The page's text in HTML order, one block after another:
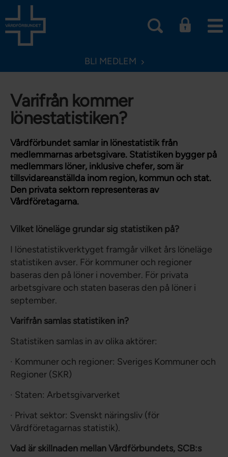
BLI MEDLEM
Varifrån kommer
lönestatistiken?
Vårdförbundet samlar in lönestatistik från
medlemmarnas arbetsgivare. Statistiken bygger på
medlemmars löner, inklusive chefer, som är
tillsvidareanställda inom region, kommun och stat.
Den privata sektorn representeras av
Vårdföretagarna.
Vilket löneläge grundar sig statistiken på?
I lönestatistikverktyget framgår vilket års löneläge
statistiken avser. För kommuner och regioner
baseras den på löner i november. För privata
arbetsgivare och staten baseras den på löner i
september.
Varifrån samlas statistiken in?
Statistiken samlas in av olika aktörer:
· Kommuner och regioner: Sveriges Kommuner och
Regioner (SKR)
· Staten: Arbetsgivarverket
· Privat sektor: Svenskt näringsliv (för
Vårdföretagarnas statistik).
Vad är skillnaden mellan Vårdförbundets, SCB:s